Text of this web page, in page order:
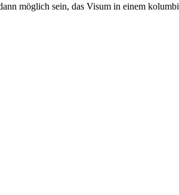
möglich sein, das Visum in einem